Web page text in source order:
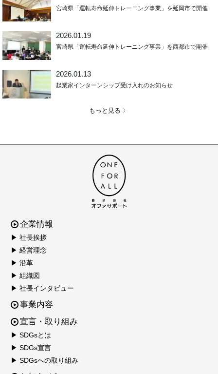
宮崎県「運転寿命延伸トレーニング事業」を延岡市で開催
2026.01.19
宮崎県「運転寿命延伸トレーニング事業」を西都市で開催
2026.01.13
起業家インターンシップ受け入れのお知らせ
もっと見る 〉
企業情報
▶ 社長挨拶
▶ 経営理念
▶ 沿革
▶ 組織図
▶ 社長インタビュー
事業内容
宣言・取り組み
▶ SDGsとは
▶ SDGs宣言
▶ SDGsへの取り組み